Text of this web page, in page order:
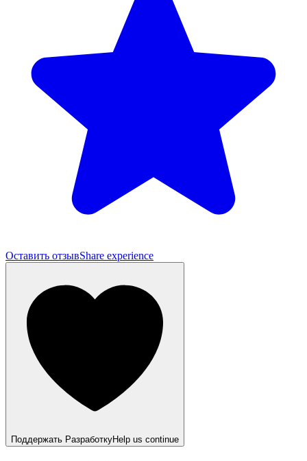
Оставить отзывShare experience
Поддержать РазработкуHelp us continue